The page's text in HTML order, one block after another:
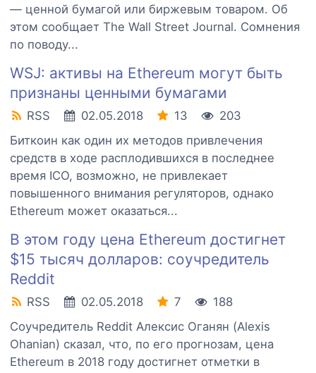
— ценной бумагой или биржевым товаром. Об
этом сообщает The Wall Street Journal. Сомнения
по поводу...
WSJ: активы на Ethereum могут быть
признаны ценными бумагами
RSS 02.05.2018 13
203
Биткоин как один их методов привлечения
средств в ходе расплодившихся в последнее
время ICO, возможно, не привлекает
повышенного внимания регуляторов, однако
Ethereum может оказаться...
В этом году цена Ethereum достигнет
$15 тысяч долларов: соучредитель
Reddit
RSS 02.05.2018 7
188
Соучредитель Reddit Алексис Оганян (Alexis
Ohanian) сказал, что, по его прогнозам, цена
Ethereum в 2018 году достигнет отметки в